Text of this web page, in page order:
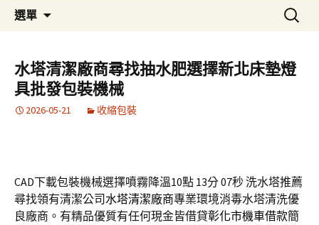
選單
容
區
搜
尋
鍵
字:
水塔清潔廠商尋找抽水肥選擇新北床墊燈
具批發包裝機械
2026-05-21 收縮包裝
CAD下載包裝機械選擇噴霧降溫10點 13分 07秒洗水塔推薦
尋找領有清潔公司水塔清潔廠商專業環境消毒水塔清洗優
良廠商。有精品優質有任何現金皆借貸彰化市機車借款簡